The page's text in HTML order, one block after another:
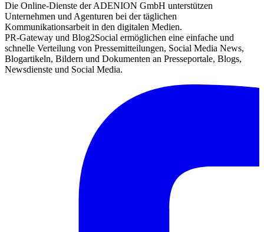
Die Online-Dienste der ADENION GmbH unterstützen
Unternehmen und Agenturen bei der täglichen
Kommunikationsarbeit in den digitalen Medien.
PR-Gateway und Blog2Social ermöglichen eine einfache und
schnelle Verteilung von Pressemitteilungen, Social Media News,
Blogartikeln, Bildern und Dokumenten an Presseportale, Blogs,
Newsdienste und Social Media.